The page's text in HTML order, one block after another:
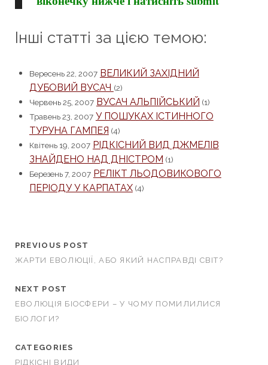
Інші статті за цією темою:
Вересень 22, 2007 ВЕЛИКИЙ ЗАХІДНИЙ
ДУБОВИЙ ВУСАЧ (2)
Червень 25, 2007 ВУСАЧ АЛЬПІЙСЬКИЙ (1)
Травень 23, 2007 У ПОШУКАХ ІСТИННОГО
ТУРУНА ГАМПЕЯ (4)
Квітень 19, 2007 РІДКІСНИЙ ВИД ДЖМЕЛІВ
ЗНАЙДЕНО НАД ДНІСТРОМ (1)
Березень 7, 2007 РЕЛІКТ ЛЬОДОВИКОВОГО
ПЕРІОДУ У КАРПАТАХ(4)
PREVIOUS POST
ЖАРТИ ЕВОЛЮЦІЇ, АБО ЯКИЙ НАСПРАВДІ СВІТ?
NEXT POST
ЕВОЛЮЦІЯ БІОСФЕРИ – У ЧОМУ ПОМИЛИЛИСЯ
БІОЛОГИ?
CATEGORIES
РІДКІСНІ ВИДИ